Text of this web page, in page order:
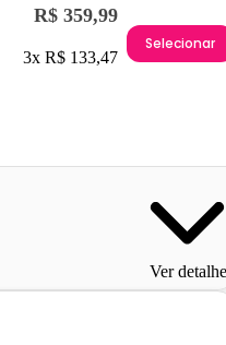
R$ 359,99
3x R$ 133,47
Selecionar
Ver